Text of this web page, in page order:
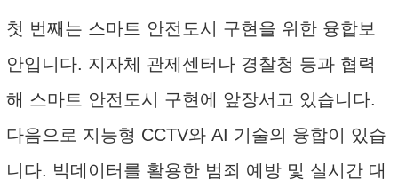
첫 번째는 스마트 안전도시 구현을 위한 융합보
안입니다. 지자체 관제센터나 경찰청 등과 협력
해 스마트 안전도시 구현에 앞장서고 있습니다.
다음으로 지능형 CCTV와 AI 기술의 융합이 있습
니다. 빅데이터를 활용한 범죄 예방 및 실시간 대